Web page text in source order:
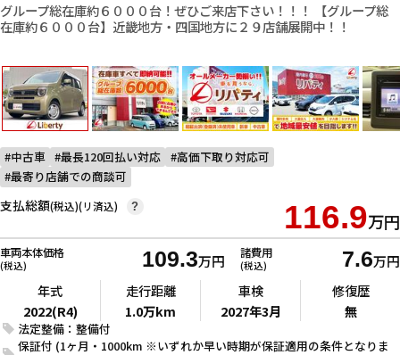
グループ総在庫約６０００台！ぜひご来店下さい！！！ 【グループ総
在庫約６０００台】近畿地方・四国地方に２９店舗展開中！！
中古車 最長120回払い対応
高価下取り対応可
最寄り店舗での商談可
支払総額(税込)(リ済込) 116.9万円
?
車両本体価格
(税込) 109.3万円 諸費用
(税込) 7.6万円
法定整備：整備付
保証付 (1ヶ月・1000km ※いずれか早い時期が保証適用の条件となりま
年式
2022(R4)
走行距離
1.0万km
車検
2027年3月
修復歴
無